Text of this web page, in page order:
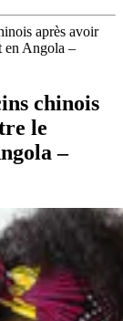
après avoir
en Angola –
chinois
le
–